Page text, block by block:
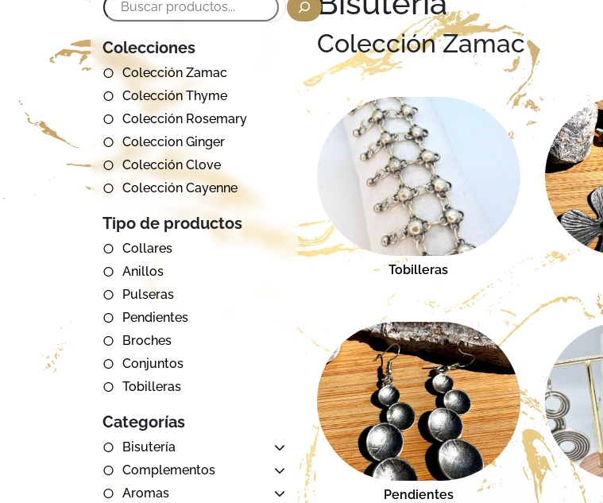
Colecciones
Colección Zamac
Colección Thyme
Colección Rosemary
Coleccion Ginger
Colección Clove
Colección Cayenne
Tipo de productos
Collares
Anillos
Pulseras
Pendientes
Broches
Conjuntos
Tobilleras
Categorías
Bisutería
Complementos
Aromas
Colección Zamac
Tobilleras
Pendientes